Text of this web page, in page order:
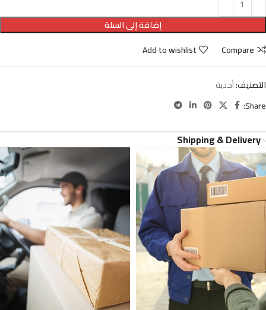
إضافة إلى السلة
Compare
Add to wishlist
التصنيف:أحذية
Share:
Shipping & Delivery